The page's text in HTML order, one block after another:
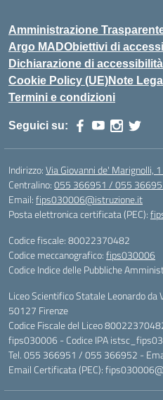
Amministrazione
Argo MADObiettivi di
Dichiarazione di accessibilità
Cookie Policy (UE)Note
Termini e condizioni
Seguici su:
Indirizzo:Via Giovanni de' Marignolli,
Centralino:055 366951 / 055
Email:fips030006@istruzione.it
Posta elettronica certificata (PEC):
Codice fiscale: 80022370482
Codice meccanografico:fips030006
Codice Indice delle Pubbliche
Liceo Scientifico Statale Leonardo da
50127 Firenze
Codice Fiscale del Liceo
fips030006 - Codice IPA
Tel. 055 366951 / 055 366952 -
Email Certificata (PEC):